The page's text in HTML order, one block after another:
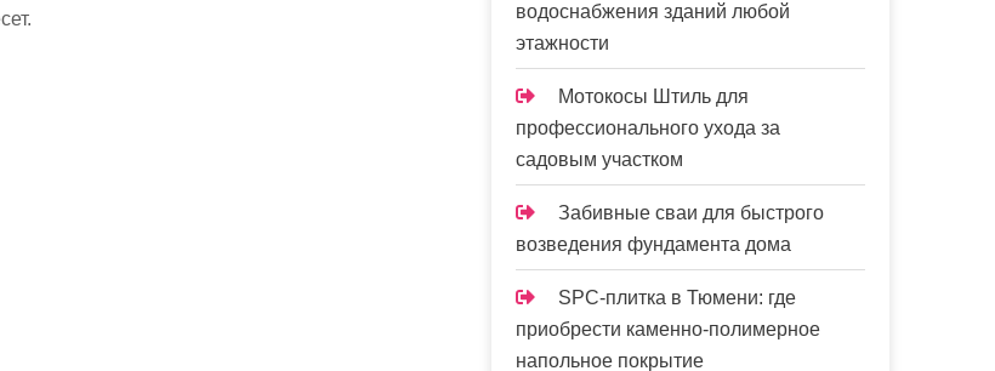
водоснабжения зданий любой
этажности
Мотокосы Штиль для
профессионального ухода за
садовым участком
Забивные сваи для быстрого
возведения фундамента дома
SPC-плитка в Тюмени: где
приобрести каменно-полимерное
напольное покрытие